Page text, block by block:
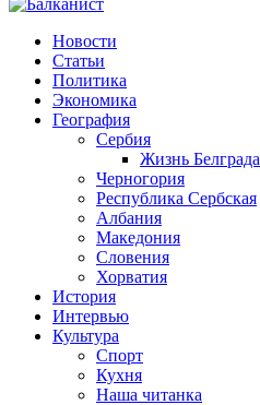
Новости
Статьи
Политика
Экономика
География
Сербия
Жизнь Белграда
Черногория
Республика Сербская
Албания
Македония
Словения
Хорватия
История
Интервью
Культура
Спорт
Кухня
Наша читанка